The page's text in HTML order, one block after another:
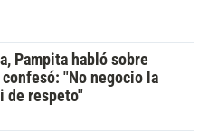
Pampita habló sobre
"No negocio la
de respeto"